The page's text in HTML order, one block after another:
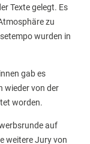
Texte gelegt. Es
zu
wurden in
gab es
wieder von der
worden.
auf
weitere Jury von